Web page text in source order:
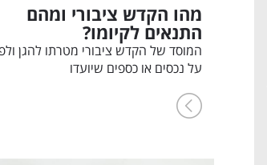
מהו הקדש ציבורי ומהם
התנאים לקיומו?
המוסד של הקדש ציבורי מטרתו להגן
על נכסים או כספים שיועדו